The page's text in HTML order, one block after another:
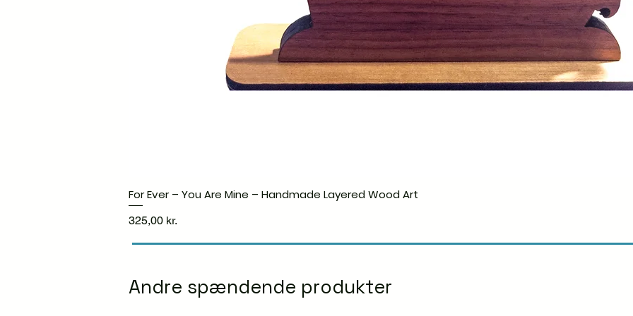
For Ever – You Are Mine – Handmade Layered Wood Art
Pris
325,00 kr.
Andre spændende produkter